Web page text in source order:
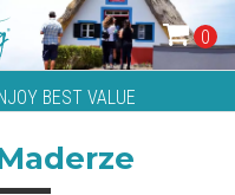
BEST VALUE
0